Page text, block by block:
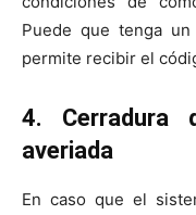
Puede que tenga
permite recibir el
4.
averiada
En caso que el